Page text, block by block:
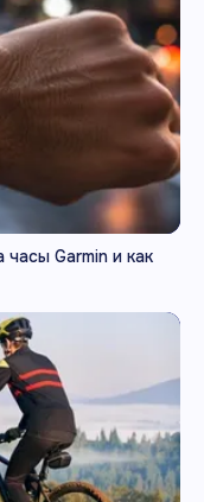
Garmin и как